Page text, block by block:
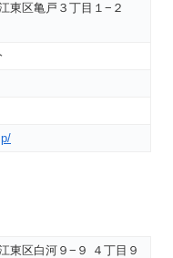
東区亀戸３丁目１−２
東区白河９−９ ４丁目９